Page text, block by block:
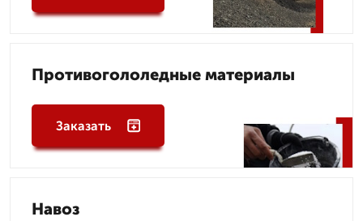
Противогололедные материалы
Заказать
Навоз